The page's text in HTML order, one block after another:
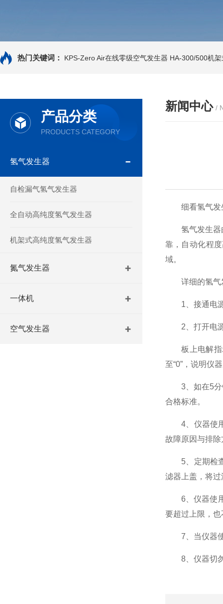
热门关键词： KPS-Zero Air在线零级空气发生器 HA-300/500机
产品分类
PRODUCTS CATEGORY
氢气发生器
自检漏气氢气发生器
全自动高纯度氢气发生器
机架式高纯度氢气发生器
氮气发生器
一体机
空气发生器
新闻中心 /
细看氢气发
氢气发生器由
靠，自动化程
域。
详细的氢气
1、接通电
2、打开电源
板上电解指示
至“0”，说明仪
3、如在5分钟
合格标准。
4、仪器使用
故障原因与排
5、定期检查
滤器上盖，将
6、仪器使用
要超过上限，
7、当仪器使
8、仪器切勿